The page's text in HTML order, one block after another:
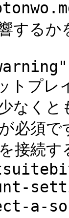
する
プレ
なく
必須
接続
a-